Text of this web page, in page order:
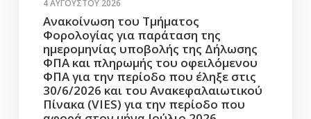
4 ΑΥΓΟΎΣΤΟΥ 2026
Ανακοίνωση του Τμήματος
Φορολογίας για παράταση της
ημερομηνίας υποβολής της Δήλωσης
ΦΠΑ και πληρωμής του οφειλόμενου
ΦΠΑ για την περίοδο που έληξε στις
30/6/2026 και του Ανακεφαλαιωτικού
Πίνακα (VIES) για την περίοδο που